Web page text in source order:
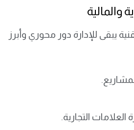
والمالية
يبقى للإدارة دور محوري وأبرز
العلامات التجارية.